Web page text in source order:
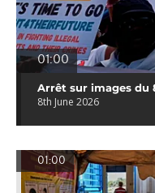
01:00
Arrêt sur images du
8th June 2026
01:00